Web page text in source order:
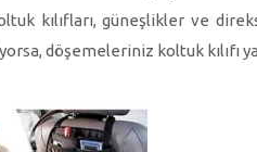
kılıfları, güneşlikler ve
döşemeleriniz koltuk kılıfı